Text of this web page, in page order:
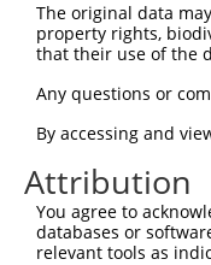
The original data
property rights,
that their use of the
Any questions or
By accessing and
Attribution
You agree to
databases or
relevant tools as